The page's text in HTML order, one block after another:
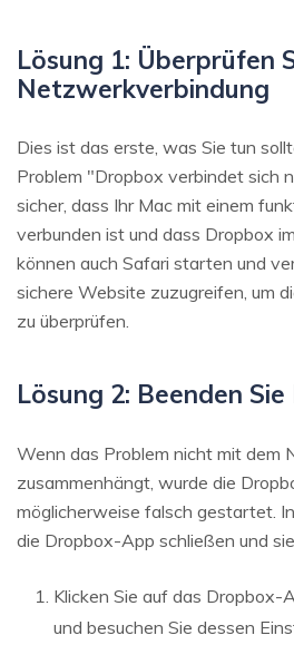
Lösung 1: Überprüfen
Netzwerkverbindung
Dies ist das erste, was Sie tun
Problem "Dropbox verbindet sich
sicher, dass Ihr Mac mit einem
verbunden ist und dass Dropbox
können auch Safari starten und
sichere Website zuzugreifen, um
zu überprüfen.
Lösung 2: Beenden
Wenn das Problem nicht mit dem
zusammenhängt, wurde die
möglicherweise falsch gestartet.
die Dropbox-App schließen und
Klicken Sie auf das Dropbox-
und besuchen Sie dessen